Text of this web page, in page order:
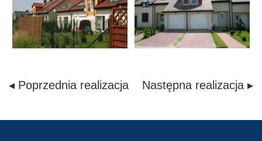
◂ Poprzednia realizacja Następna realizacja ▸